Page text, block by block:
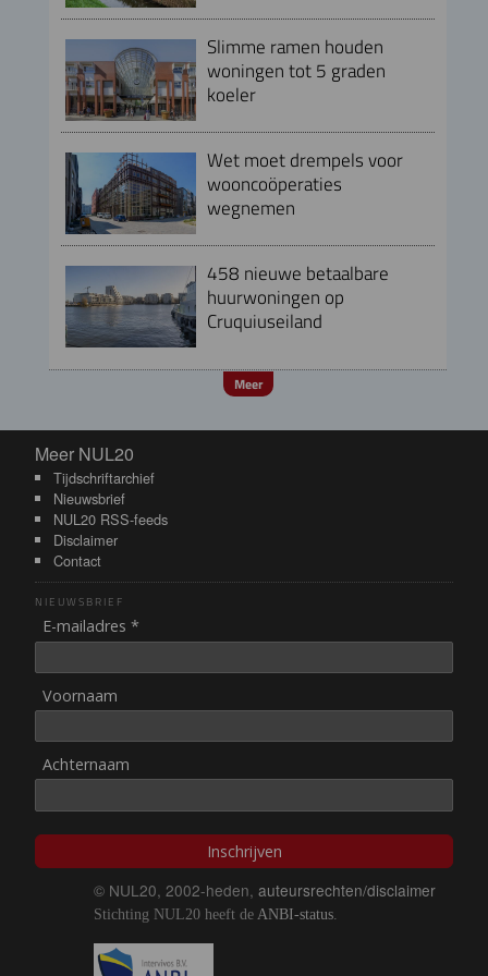
Slimme ramen houden
woningen tot 5 graden
koeler
Wet moet drempels voor
wooncoöperaties
wegnemen
458 nieuwe betaalbare
huurwoningen op
Cruquiuseiland
Meer
Meer NUL20
Meer NUL20
Tijdschriftarchief
Nieuwsbrief
NUL20 RSS-feeds
Disclaimer
Contact
NIEUWSBRIEF
E-mailadres *
Voornaam
Achternaam
Inschrijven
© NUL20, 2002-heden, auteursrechten/disclaimer
Stichting NUL20 heeft de ANBI-status
Image